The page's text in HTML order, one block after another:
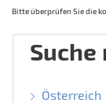
Bitte überprüfen Sie die
Suche
Österreich